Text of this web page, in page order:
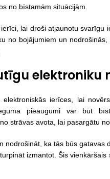
no bīstamām situācijām.
lai droši atjaunotu svarīgu
no bojājumiem un
elektroniku
ierīces, lai
pieaugumi var būt
strāvas avota, lai pasargātu
ka tās būs gatavas
izmantot. Šis